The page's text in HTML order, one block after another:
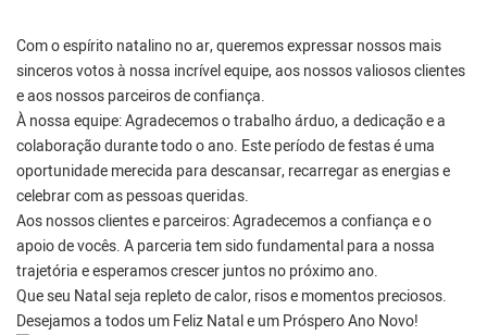
Com o espírito natalino no ar, queremos expressar nossos mais
sinceros votos à nossa incrível equipe, aos nossos valiosos clientes
e aos nossos parceiros de confiança.
À nossa equipe: Agradecemos o trabalho árduo, a dedicação e a
colaboração durante todo o ano. Este período de festas é uma
oportunidade merecida para descansar, recarregar as energias e
celebrar com as pessoas queridas.
Aos nossos clientes e parceiros: Agradecemos a confiança e o
apoio de vocês. A parceria tem sido fundamental para a nossa
trajetória e esperamos crescer juntos no próximo ano.
Que seu Natal seja repleto de calor, risos e momentos preciosos.
Desejamos a todos um Feliz Natal e um Próspero Ano Novo!